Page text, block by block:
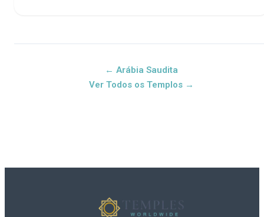
← Arábia Saudita
Ver Todos os Templos →